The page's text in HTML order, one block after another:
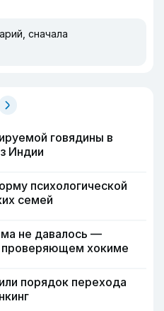
сначала
говядины в
Индии
психологической
семей
не давалось —
проверяющем хокиме
порядок перехода